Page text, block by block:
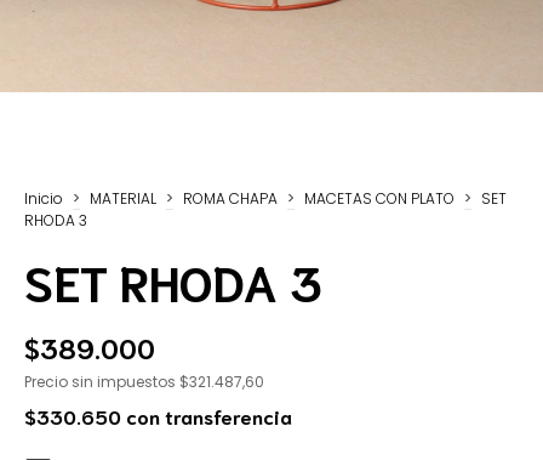
Inicio > MATERIAL > ROMA CHAPA > MACETAS CON PLATO > SET
RHODA 3
SET RHODA 3
$389.000
Precio sin impuestos $321.487,60
$330.650 contransferencia